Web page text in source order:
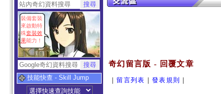
裝備套裝
來啟動特
殊套裝效
果能力！
技能快查 - Skill Jump
奇幻留言版 - 回覆文章
｜ 留言列表 ｜發表規則 ｜